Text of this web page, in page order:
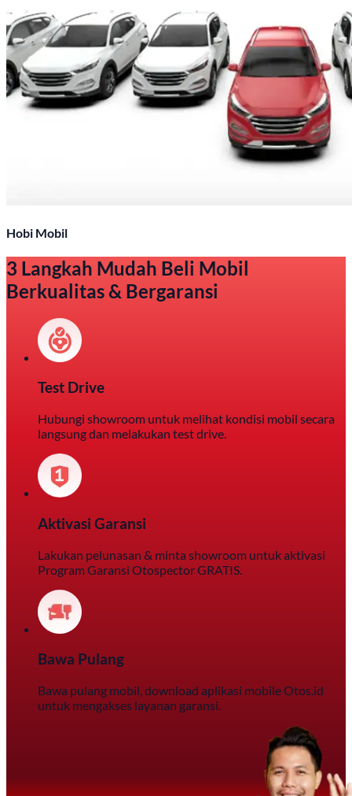
Hobi Mobil
3 Langkah Mudah Beli Mobil
Berkualitas & Bergaransi
Test Drive
Hubungi showroom untuk melihat kondisi mobil secara
langsung dan melakukan test drive.
Aktivasi Garansi
Lakukan pelunasan & minta showroom untuk aktivasi
Program Garansi Otospector GRATIS.
Bawa Pulang
Bawa pulang mobil, download aplikasi mobile Otos.id
untuk mengakses layanan garansi.